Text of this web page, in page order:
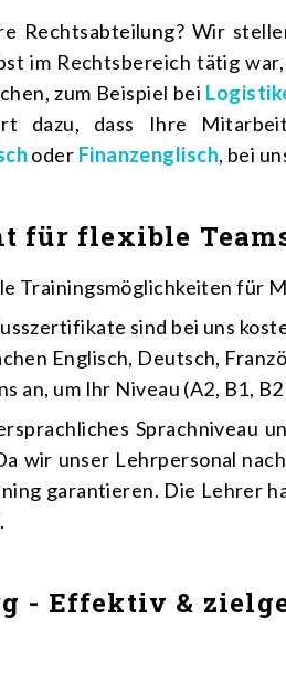
Rechtsabteilung? Wir
im Rechtsbereich tätig
zum Beispiel bei
dazu, dass Ihre
oder Finanzenglisch, bei
für flexible
Trainingsmöglichkeiten für
sind bei uns
Englisch, Deutsch,
an, um Ihr Niveau (A2, B1,
Sprachniveau
wir unser Lehrpersonal
garantieren. Die Lehrer
- Effektiv &